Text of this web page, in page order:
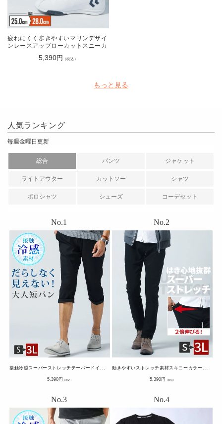
疲れにくく歩きやすいマリンデザイ
ンレースアップローカットスニーカ
5,390円 （税込）
もっと見る
人気ランキング
毎週金曜日更新
総合 パンツ ジャケット
ライトアウター カットソー シャツ
ポロシャツ シューズ コーデセット
通
常
5,390円 （税込）
通
常
5,390円 （税込）